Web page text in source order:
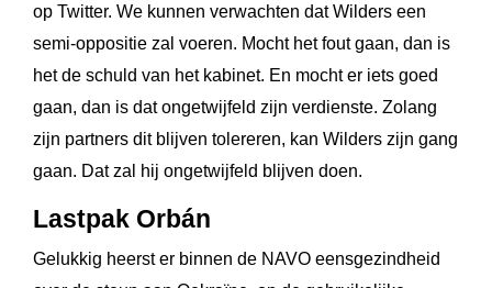
op Twitter. We kunnen verwachten dat Wilders een
semi-oppositie zal voeren. Mocht het fout gaan, dan is
het de schuld van het kabinet. En mocht er iets goed
gaan, dan is dat ongetwijfeld zijn verdienste. Zolang
zijn partners dit blijven tolereren, kan Wilders zijn gang
gaan. Dat zal hij ongetwijfeld blijven doen.
Lastpak Orbán
Gelukkig heerst er binnen de NAVO eensgezindheid